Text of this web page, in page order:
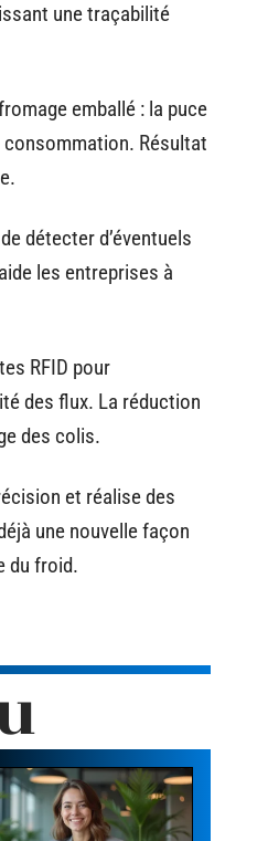
une traçabilité
emballé : la puce
consommation. Résultat
détecter d’éventuels
les entreprises à
RFID pour
des flux. La réduction
des colis.
et réalise des
une nouvelle façon
du froid.